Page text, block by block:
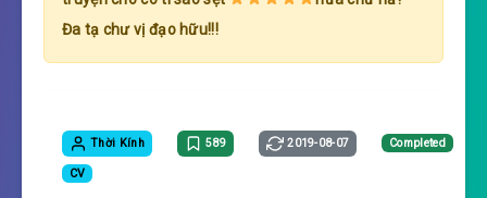
Đa tạ chư vị đạo hữu!!!
Thời Kính 589 2019-08-07 Completed
CV